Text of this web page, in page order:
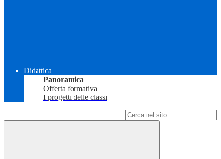
Didattica
Panoramica
Offerta formativa
I progetti delle classi